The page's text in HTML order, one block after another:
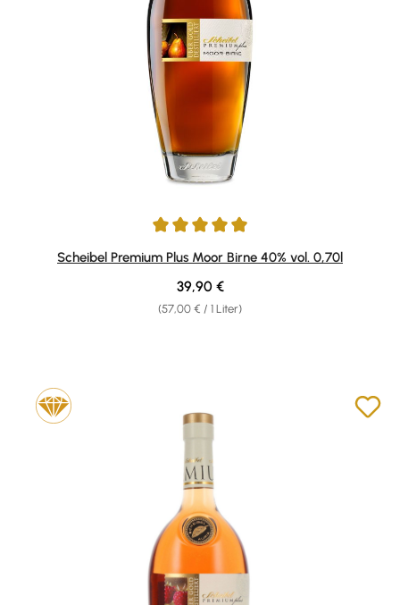
Durchschnittliche Bewertung von 4.93 von 5 Sternen
Scheibel Premium Plus Moor Birne 40% vol. 0,70l
(57,00 € / 1 Liter)
Regulärer Preis:
39,90 €